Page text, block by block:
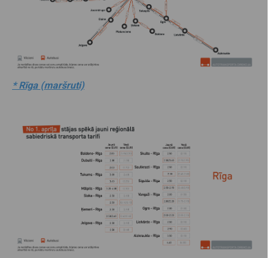
* Rīga (maršruti)